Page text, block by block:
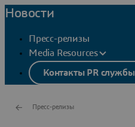
Новости
Пресс-релизы
Media Resources
Контакты PR службы
Пресс-релизы